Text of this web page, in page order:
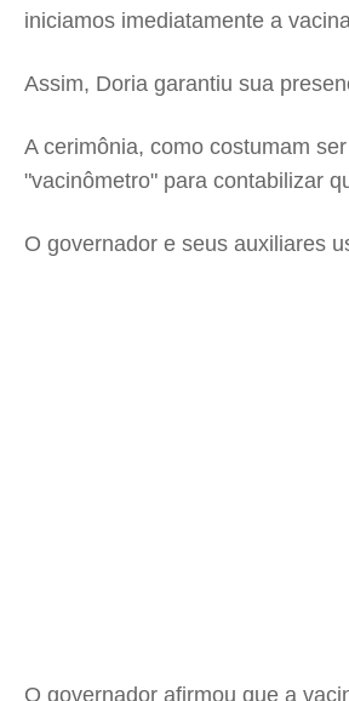
iniciamos imediatamente a
Assim, Doria garantiu sua
A cerimônia, como costumam
"vacinômetro" para contabilizar
O governador e seus auxiliares
O governador afirmou que a